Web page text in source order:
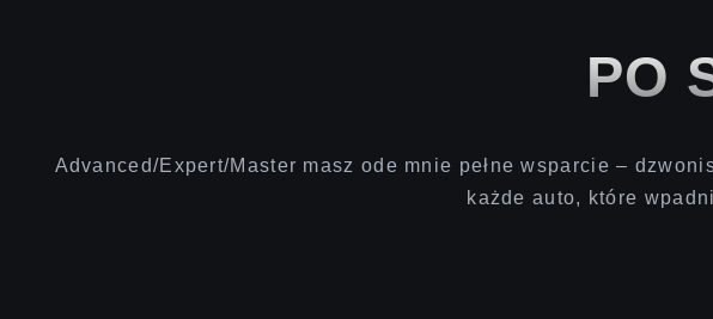
PO
Advanced/Expert/Master masz ode mnie pełne wsparcie –
każde auto, które